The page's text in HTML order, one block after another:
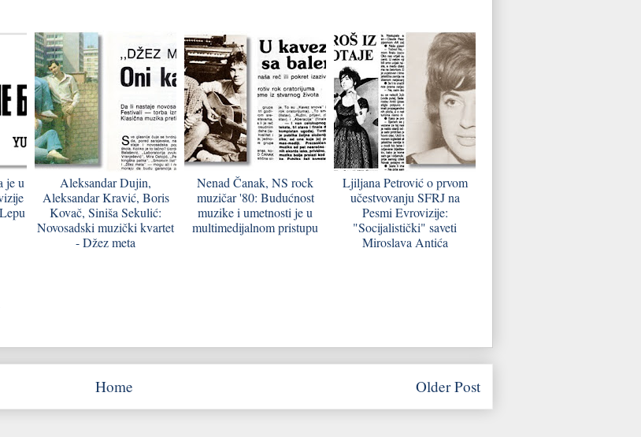
je u
Aleksandar Dujin,
Aleksandar Kravić, Boris
Kovač, Siniša Sekulić:
Novosadski muzički kvartet
- Džez meta
Nenad Čanak, NS rock
muzičar '80: Budućnost
muzike i umetnosti je u
multimedijalnom pristupu
Ljiljana Petrović o prvom
učestvovanju SFRJ na
Pesmi Evrovizije:
"Socijalistički" saveti
Miroslava Antića
Older Post
Home